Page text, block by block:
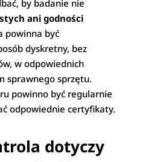
by badanie nie
ani godności
powinna być
dyskretny, bez
w odpowiednich
sprawnego sprzętu.
powinno być regularnie
odpowiednie certyfikaty.
dotyczy